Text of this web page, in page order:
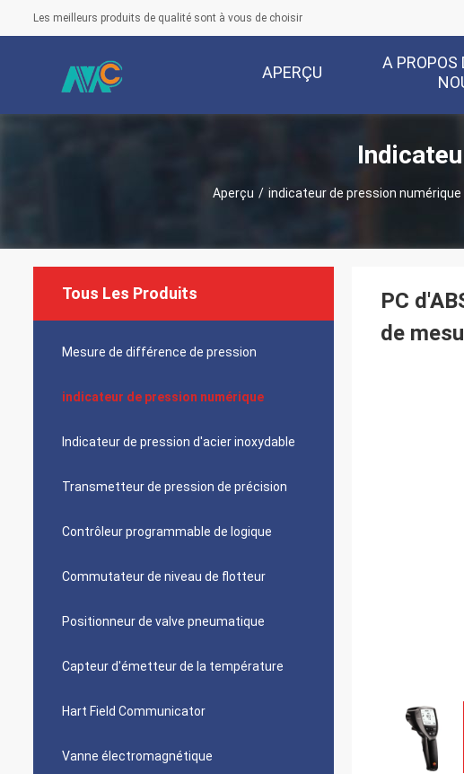
Les meilleurs produits de qualité sont à vous de choisir
APERÇU
A PROPOS
Aperçu / indicateur de pression numérique
Tous Les Produits
Mesure de différence de pression
indicateur de pression numérique
Indicateur de pression d'acier inoxydable
Transmetteur de pression de précision
Contrôleur programmable de logique
Commutateur de niveau de flotteur
Positionneur de valve pneumatique
Capteur d'émetteur de la température
Hart Field Communicator
Vanne électromagnétique
PC
de